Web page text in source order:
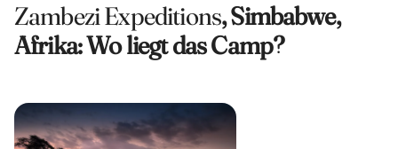
Zambezi Expeditions, Simbabwe,
Afrika: Wo liegt das Camp?